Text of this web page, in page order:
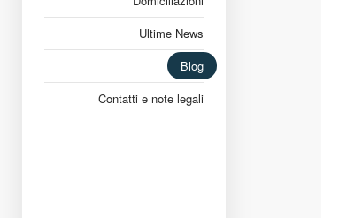
Ultime News
Blog
Contatti e note legali